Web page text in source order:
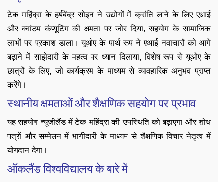
टेक महिंद्रा के हर्षवेंद्र सोइन ने उद्योगों में क्रांति लाने के लिए एआई
और क्वांटम कंप्यूटिंग की क्षमता पर जोर दिया, सहयोग के सामाजिक
लाभों पर प्रकाश डाला। यूओए के पार्थ रूप ने एआई नवाचारों को आगे
बढ़ाने में साझेदारी के महत्व पर ध्यान दिलाया, विशेष रूप से यूओए के
छात्रों के लिए, जो कार्यक्रम के माध्यम से व्यावहारिक अनुभव प्राप्त
करेंगे।
स्थानीय क्षमताओं और शैक्षणिक सहयोग पर प्रभाव
यह सहयोग न्यूजीलैंड में टेक महिंद्रा की उपस्थिति को बढ़ाएगा और शोध
पत्रों और सम्मेलन में भागीदारी के माध्यम से शैक्षणिक विचार नेतृत्व में
योगदान देगा।
ऑकलैंड विश्वविद्यालय के बारे में